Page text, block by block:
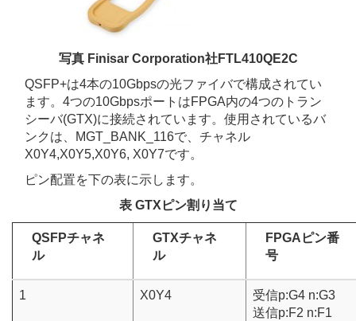
写真 Finisar Corporation社FTL410QE2C
QSFP+は4本の10Gbpsの光ファイバで構成されてい
ます。4つの10GbpsポートはFPGA内の4つのトラン
シーバ(GTX)に接続されています。使用されているバ
ンクは、MGT_BANK_116で、チャネル
X0Y4,X0Y5,X0Y6, X0Y7です。
ピン配置を下の表に示します。
表 GTXピン割り当て
QSFPチャネ
ル
GTXチャネ
ル
FPGAピン番
号
1 X0Y4
受信p:G4 n:G3
送信p:F2 n:F1